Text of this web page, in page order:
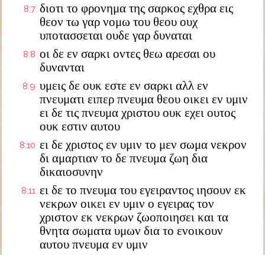
8:7 διοτι το φρονημα της σαρκος εχθρα εις
θεον τω γαρ νομω του θεου ουχ
υποτασσεται ουδε γαρ δυναται
8:8 οι δε εν σαρκι οντες θεω αρεσαι ου
δυνανται
8:9 υμεις δε ουκ εστε εν σαρκι αλλ εν
πνευματι ειπερ πνευμα θεου οικει εν υμιν
ει δε τις πνευμα χριστου ουκ εχει ουτος
ουκ εστιν αυτου
8:10 ει δε χριστος εν υμιν το μεν σωμα νεκρον
δι αμαρτιαν το δε πνευμα ζωη δια
δικαιοσυνην
8:11 ει δε το πνευμα του εγειραντος ιησουν εκ
νεκρων οικει εν υμιν ο εγειρας τον
χριστον εκ νεκρων ζωοποιησει και τα
θνητα σωματα υμων δια το ενοικουν
αυτου πνευμα εν υμιν